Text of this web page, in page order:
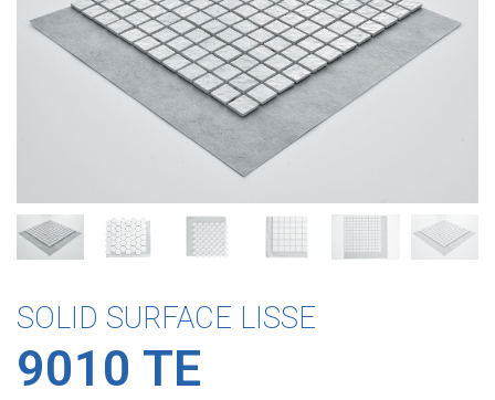
SOLID SURFACE LISSE
9010 TE